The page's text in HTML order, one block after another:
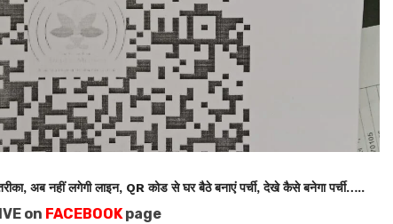
अब नहीं लगेगी लाइन, QR कोड से घर बैठे बनाएं पर्ची, देखे कैसे बनेगा पर्ची…..
on FACEBOOKpage